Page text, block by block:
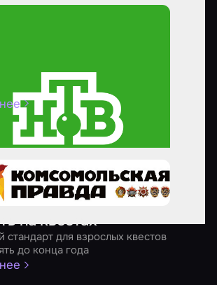
хотят запретить детям
в экстремальных квестах
ролевых игр намерены
члены Молодежного парламента
и возрастные
как обеспечивают
на квестах
стандарт для взрослых квестов
до конца года